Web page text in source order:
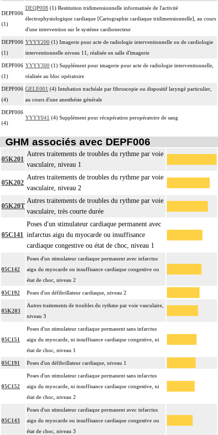
DEPF006
(1)
DEQP008 (1) Restitution tridimensionnelle informatisée de l'activité
électrophysiologique cardiaque [Cartographie cardiaque tridimensionnelle], au cours
d'une intervention sur le système cardionecteur
DEPF006
(1)
YYYY200 (1) Imagerie pour acte de radiologie interventionnelle ou de cardiologie
interventionnelle niveau 11, réalisée en salle d'imagerie
DEPF006
(1)
YYYY300 (1) Supplément pour imagerie pour acte de radiologie interventionnelle,
réalisée au bloc opératoire
DEPF006
(4)
GELE001 (4) Intubation trachéale par fibroscopie ou dispositif laryngé particulier,
au cours d'une anesthésie générale
DEPF006
(4)
YYYY041 (4) Supplément pour récupération peropératoire de sang
GHM associés avec DEPF006
05K201
Autres traitements de troubles du rythme par voie
vasculaire, niveau 1
05K202
Autres traitements de troubles du rythme par voie
vasculaire, niveau 2
05K20T
Autres traitements de troubles du rythme par voie
vasculaire, très courte durée
05C141
Poses d'un stimulateur cardiaque permanent avec
infarctus aigu du myocarde ou insuffisance
cardiaque congestive ou état de choc, niveau 1
05C142
Poses d'un stimulateur cardiaque permanent avec infarctus
aigu du myocarde ou insuffisance cardiaque congestive ou
état de choc, niveau 2
05C192 Poses d'un défibrillateur cardiaque, niveau 2
05K203
Autres traitements de troubles du rythme par voie vasculaire,
niveau 3
05C151
Poses d'un stimulateur cardiaque permanent sans infarctus
aigu du myocarde, ni insuffisance cardiaque congestive, ni
état de choc, niveau 1
05C191 Poses d'un défibrillateur cardiaque, niveau 1
05C152
Poses d'un stimulateur cardiaque permanent sans infarctus
aigu du myocarde, ni insuffisance cardiaque congestive, ni
état de choc, niveau 2
05C143
Poses d'un stimulateur cardiaque permanent avec infarctus
aigu du myocarde ou insuffisance cardiaque congestive ou
état de choc, niveau 3